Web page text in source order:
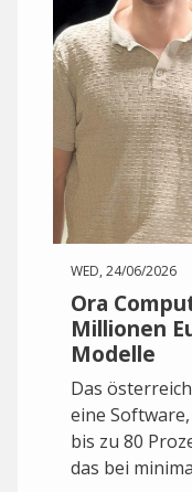
WED, 24/06/2026
Ora
Millionen
Modelle
Das
eine
bis zu 80
das bei